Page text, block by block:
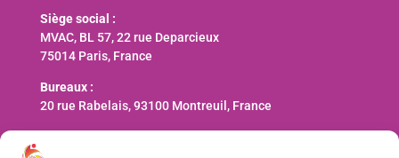
Siège social :
MVAC, BL 57, 22 rue Deparcieux
75014 Paris, France
Bureaux :
20 rue Rabelais, 93100 Montreuil, France